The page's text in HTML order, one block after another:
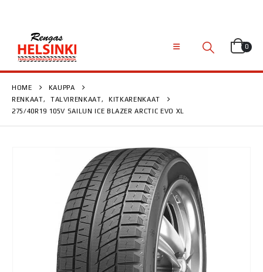
0
HOME
KAUPPA
RENKAAT, TALVIRENKAAT,
KITKARENKAAT
275/40R19 105V SAILUN ICE BLAZER ARCTIC EVO XL